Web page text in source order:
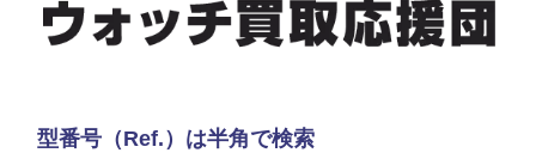
型番号（Ref.）は半角で検索